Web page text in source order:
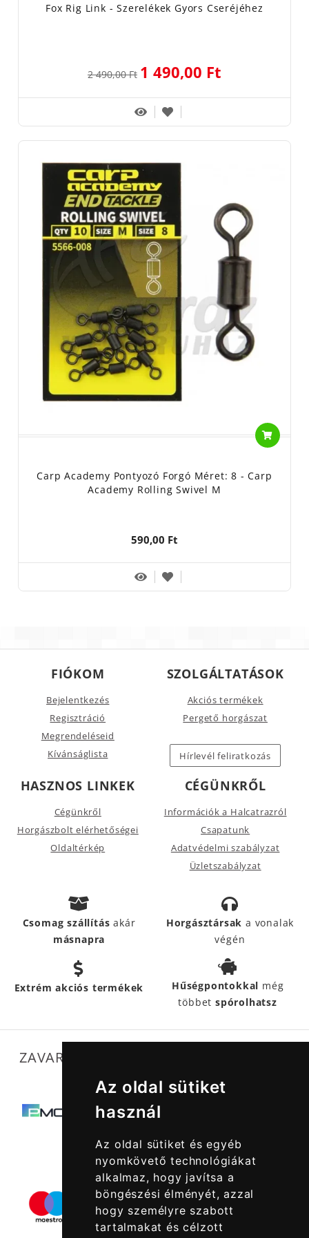
Az oldal sütiket
használ
Az oldal sütiket és egyéb
nyomkövető technológiákat
alkalmaz, hogy javítsa a
böngészési élményét, azzal
hogy személyre szabott
tartalmakat és célzott
Fox Rig Link - Szerelékek Gyors Cseréjéhez
2 490,00 Ft 1 490,00 Ft
Carp Academy Pontyozó Forgó Méret: 8 - Carp
Academy Rolling Swivel M
590,00 Ft
FIÓKOM
Bejelentkezés
Regisztráció
Megrendeléseid
Kívánságlista
SZOLGÁLTATÁSOK
Akciós termékek
Pergető horgászat
Hírlevél feliratkozás
HASZNOS LINKEK
Cégünkről
Horgászbolt elérhetőségei
Oldaltérkép
CÉGÜNKRŐL
Információk a Halcatrazról
Csapatunk
Adatvédelmi szabályzat
Üzletszabályzat
Csomag szállításakár
másnapra
Horgásztársak a vonalak
végén
Extrém akciós termékek Hűségpontokkal még
többetspórolhatsz
ZAVARTALAN MŰKÖDÉSÜNKET SEGÍTIK